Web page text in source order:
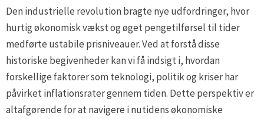
Den industrielle revolution bragte nye udfordringer, hvor
hurtig økonomisk vækst og øget pengetilførsel til tider
medførte ustabile prisniveauer. Ved at forstå disse
historiske begivenheder kan vi få indsigt i, hvordan
forskellige faktorer som teknologi, politik og kriser har
påvirket inflationsrater gennem tiden. Dette perspektiv er
altafgørende for at navigere i nutidens økonomiske